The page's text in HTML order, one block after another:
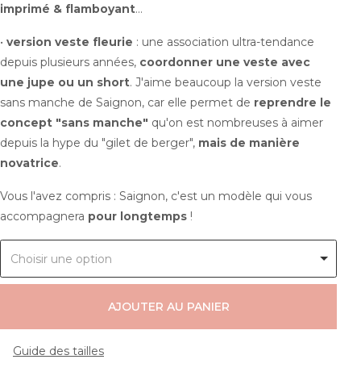
imprimé & flamboyant...
• version veste fleurie : une association ultra-tendance
depuis plusieurs années, coordonner une veste avec
une jupe ou un short. J'aime beaucoup la version veste
sans manche de Saignon, car elle permet de reprendre le
concept "sans manche" qu'on est nombreuses à aimer
depuis la hype du "gilet de berger", mais de manière
novatrice.
Vous l'avez compris : Saignon, c'est un modèle qui vous
accompagnera pour longtemps !
Choisir une option
AJOUTER AU PANIER
Guide des tailles